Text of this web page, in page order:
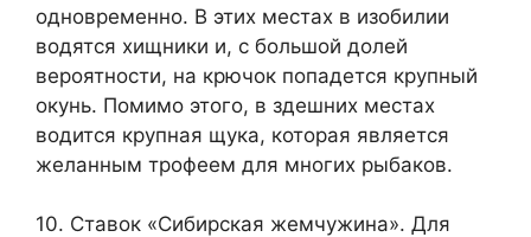
одновременно. В этих местах в изобилии
водятся хищники и, с большой долей
вероятности, на крючок попадется крупный
окунь. Помимо этого, в здешних местах
водится крупная щука, которая является
желанным трофеем для многих рыбаков.
10. Ставок «Сибирская жемчужина». Для